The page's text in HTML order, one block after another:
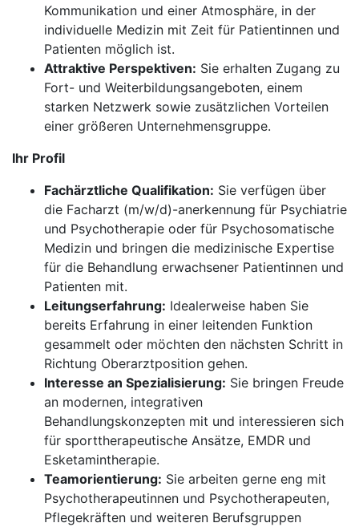
Kommunikation und einer Atmosphäre, in der
individuelle Medizin mit Zeit für Patientinnen und
Patienten möglich ist.
Attraktive Perspektiven: Sie erhalten Zugang zu
Fort- und Weiterbildungsangeboten, einem
starken Netzwerk sowie zusätzlichen Vorteilen
einer größeren Unternehmensgruppe.
Ihr Profil
Fachärztliche Qualifikation: Sie verfügen über
die Facharzt (m/w/d)-anerkennung für Psychiatrie
und Psychotherapie oder für Psychosomatische
Medizin und bringen die medizinische Expertise
für die Behandlung erwachsener Patientinnen und
Patienten mit.
Leitungserfahrung: Idealerweise haben Sie
bereits Erfahrung in einer leitenden Funktion
gesammelt oder möchten den nächsten Schritt in
Richtung Oberarztposition gehen.
Interesse an Spezialisierung: Sie bringen Freude
an modernen, integrativen
Behandlungskonzepten mit und interessieren sich
für sporttherapeutische Ansätze, EMDR und
Esketamintherapie.
Teamorientierung: Sie arbeiten gerne eng mit
Psychotherapeutinnen und Psychotherapeuten,
Pflegekräften und weiteren Berufsgruppen